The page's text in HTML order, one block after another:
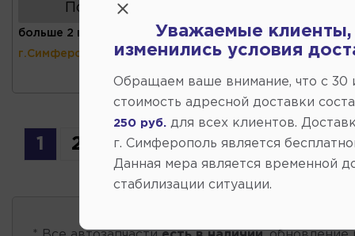
Показать аналоги
больше 2 шт (ул.Коммунальная 43,
г.Симферополь)
1 2 3 4 5
Уважаемые клиенты,
изменились условия
Обращаем ваше внимание, что c 30
стоимость адресной доставки
250 руб. для всех клиентов.
г. Симферополь является
Данная мера является временной
стабилизации ситуации.